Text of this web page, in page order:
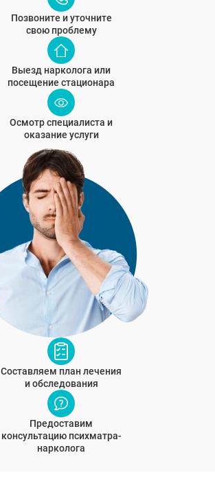
Позвоните и уточните
свою проблему
Выезд нарколога или
посещение стационара
Осмотр специалиста и
оказание услуги
Составляем план лечения
и обследования
Предоставим
консультацию психматра-
нарколога